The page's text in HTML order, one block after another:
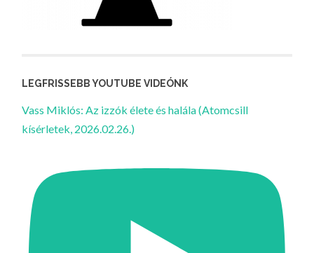
LEGFRISSEBB YOUTUBE VIDEÓNK
Vass Miklós: Az izzók élete és halála (Atomcsill
kísérletek, 2026.02.26.)